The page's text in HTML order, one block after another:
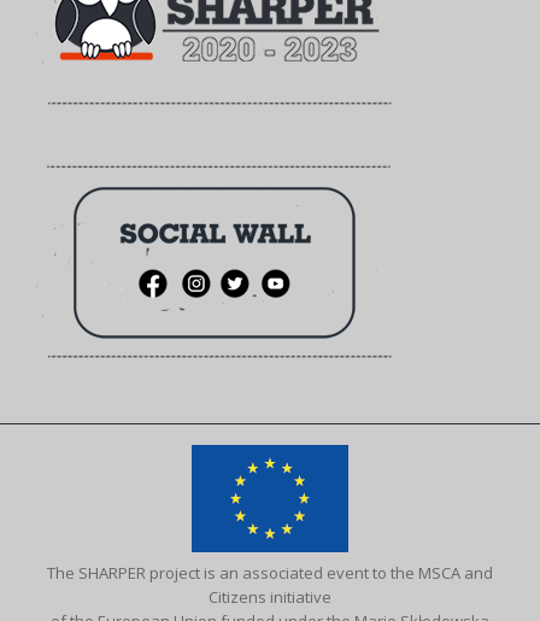
The SHARPER project is an associated event to the MSCA and
Citizens initiative